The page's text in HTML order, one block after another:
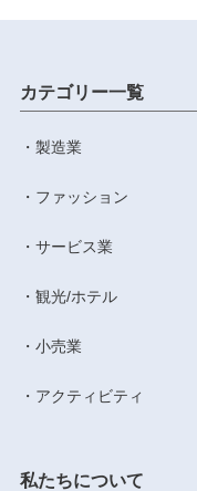
私たちについて
カテゴリー一覧
製造業
ファッション
サービス業
観光/ホテル
小売業
アクティビティ